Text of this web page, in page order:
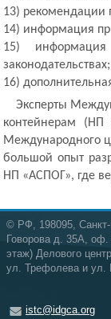
13) рекомендации
14) информация
15)
законодательствах;
16)
Эксперты
контейнерам (НП
Международного
большой опыт
НП «АСПОГ», где
© РФ, 198095,
Говорова д. 35А,
этаж) Делового
ул. Трефолева и ул.
istc@idgca.org